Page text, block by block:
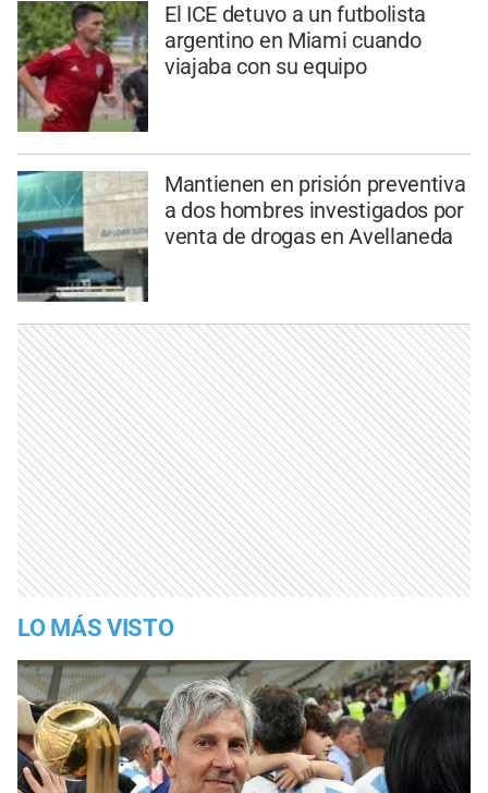
El ICE detuvo a un futbolista
argentino en Miami cuando
viajaba con su equipo
Mantienen en prisión preventiva
a dos hombres investigados por
venta de drogas en Avellaneda
LO MÁS VISTO